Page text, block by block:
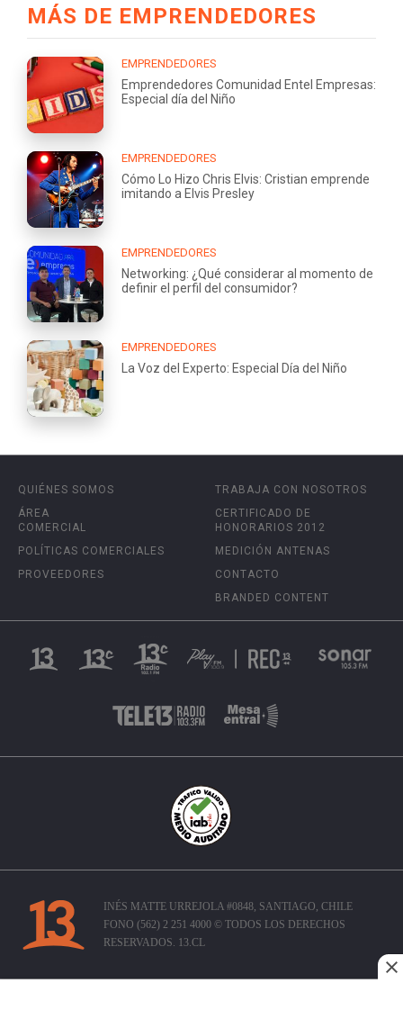
MÁS DE EMPRENDEDORES
EMPRENDEDORES
Emprendedores Comunidad Entel Empresas:
Especial día del Niño
EMPRENDEDORES
Cómo Lo Hizo Chris Elvis: Cristian emprende
imitando a Elvis Presley
EMPRENDEDORES
Networking: ¿Qué considerar al momento de
definir el perfil del consumidor?
EMPRENDEDORES
La Voz del Experto: Especial Día del Niño
QUIÉNES SOMOS
ÁREA
COMERCIAL
POLÍTICAS COMERCIALES
PROVEEDORES
TRABAJA CON NOSOTROS
CERTIFICADO DE
HONORARIOS 2012
MEDICIÓN ANTENAS
CONTACTO
BRANDED CONTENT
INÉS MATTE URREJOLA #0848, SANTIAGO, CHILE
FONO (562) 2 251 4000 © TODOS LOS DERECHOS
RESERVADOS. 13.CL